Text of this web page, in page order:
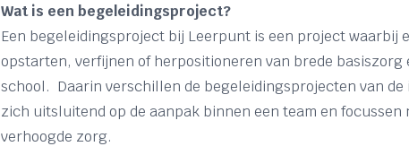
Wat is een begeleidingsproject?
Een begeleidingsproject bij Leerpunt is een project waarbij
opstarten, verfijnen of herpositioneren van brede
school. Daarin verschillen de begeleidingsprojecten van
zich uitsluitend op de aanpak binnen een team en
verhoogde zorg.